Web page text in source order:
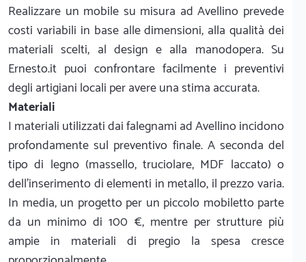
Realizzare un mobile su misura ad Avellino prevede
costi variabili in base alle dimensioni, alla qualità dei
materiali scelti, al design e alla manodopera. Su
Ernesto.it puoi confrontare facilmente i preventivi
degli artigiani locali per avere una stima accurata.
Materiali
I materiali utilizzati dai falegnami ad Avellino incidono
profondamente sul preventivo finale. A seconda del
tipo di legno (massello, truciolare, MDF laccato) o
dell'inserimento di elementi in metallo, il prezzo varia.
In media, un progetto per un piccolo mobiletto parte
da un minimo di 100 €, mentre per strutture più
ampie in materiali di pregio la spesa cresce